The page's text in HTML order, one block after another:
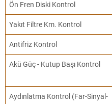
Ön Fren Diski Kontrol
Yakıt Filtre Km. Kontrol
Antifriz Kontrol
Akü Güç - Kutup Başı Kontrol
Aydınlatma Kontrol (Far-Sinyal-